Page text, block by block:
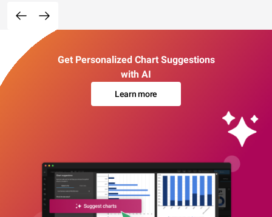
Get Personalized Chart Suggestions
with AI
Learn more